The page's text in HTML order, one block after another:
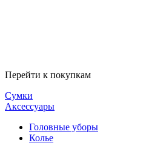
Перейти к покупкам
Сумки
Аксессуары
Головные уборы
Колье